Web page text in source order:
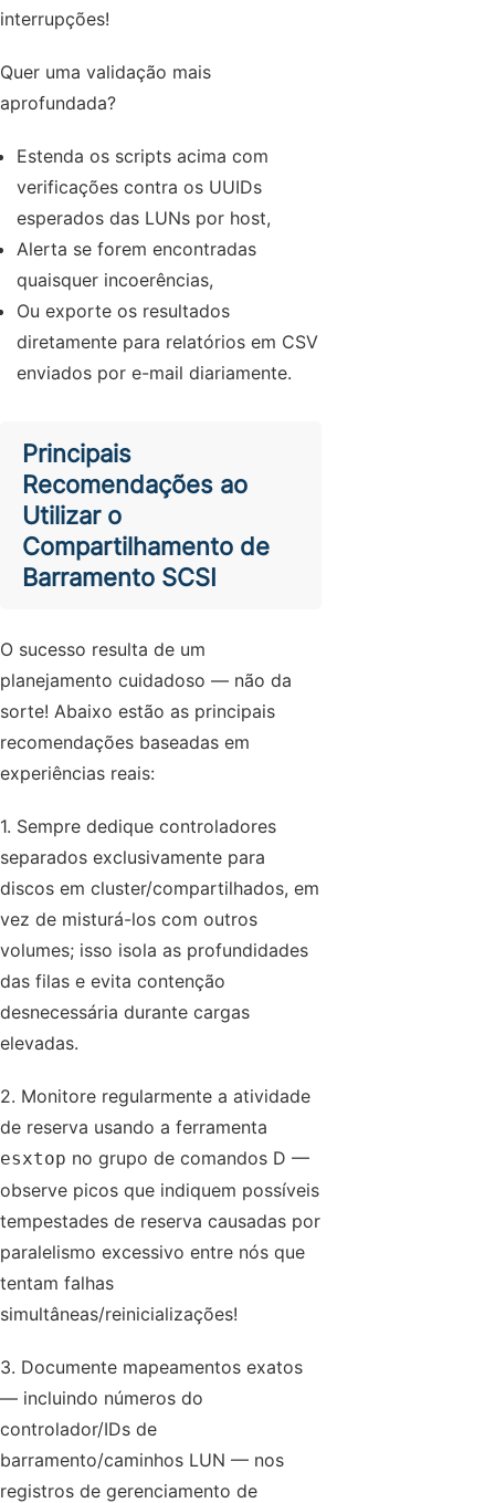
interrupções!
Quer uma validação mais
aprofundada?
Estenda os scripts acima com
verificações contra os UUIDs
esperados das LUNs por host,
Alerta se forem encontradas
quaisquer incoerências,
Ou exporte os resultados
diretamente para relatórios em CSV
enviados por e-mail diariamente.
Principais
Recomendações ao
Utilizar o
Compartilhamento de
Barramento SCSI
O sucesso resulta de um
planejamento cuidadoso — não da
sorte! Abaixo estão as principais
recomendações baseadas em
experiências reais:
1. Sempre dedique controladores
separados exclusivamente para
discos em cluster/compartilhados, em
vez de misturá-los com outros
volumes; isso isola as profundidades
das filas e evita contenção
desnecessária durante cargas
elevadas.
2. Monitore regularmente a atividade
de reserva usando a ferramenta
esxtop no grupo de comandos D —
observe picos que indiquem possíveis
tempestades de reserva causadas por
paralelismo excessivo entre nós que
tentam falhas
simultâneas/reinicializações!
3. Documente mapeamentos exatos
— incluindo números do
controlador/IDs de
barramento/caminhos LUN — nos
registros de gerenciamento de